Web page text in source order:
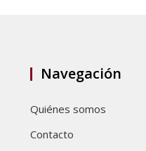
Navegación
Quiénes somos
Contacto